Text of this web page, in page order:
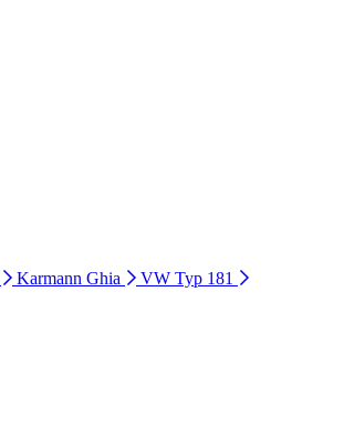
Karmann Ghia VW Typ 181